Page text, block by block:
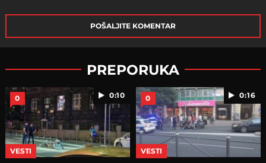
POŠALJITE KOMENTAR
PREPORUKA
0:10
0
VESTI
0:16
0
VESTI